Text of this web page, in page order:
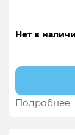
Нет в
Подробнее